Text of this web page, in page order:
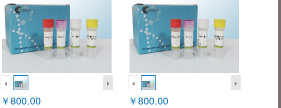
￥800.00 ￥800.00